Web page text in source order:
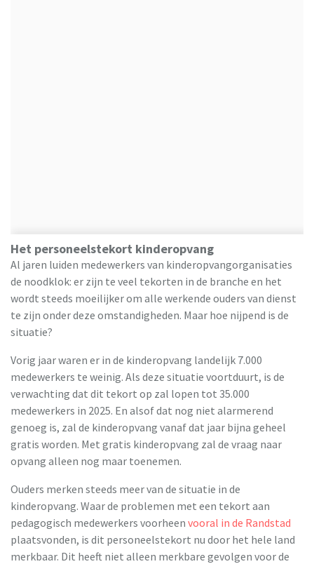
Het personeelstekort kinderopvang
Al jaren luiden medewerkers van kinderopvangorganisaties
de noodklok: er zijn te veel tekorten in de branche en het
wordt steeds moeilijker om alle werkende ouders van dienst
te zijn onder deze omstandigheden. Maar hoe nijpend is de
situatie?
Vorig jaar waren er in de kinderopvang landelijk 7.000
medewerkers te weinig. Als deze situatie voortduurt, is de
verwachting dat dit tekort op zal lopen tot 35.000
medewerkers in 2025. En alsof dat nog niet alarmerend
genoeg is, zal de kinderopvang vanaf dat jaar bijna geheel
gratis worden. Met gratis kinderopvang zal de vraag naar
opvang alleen nog maar toenemen.
Ouders merken steeds meer van de situatie in de
kinderopvang. Waar de problemen met een tekort aan
pedagogisch medewerkers voorheen vooral in de Randstad
plaatsvonden, is dit personeelstekort nu door het hele land
merkbaar. Dit heeft niet alleen merkbare gevolgen voor de